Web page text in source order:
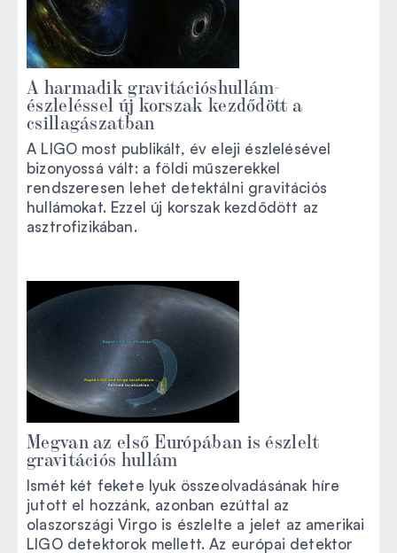
A harmadik gravitációshullám-
észleléssel új korszak kezdődött a
csillagászatban
A LIGO most publikált, év eleji észlelésével
bizonyossá vált: a földi műszerekkel
rendszeresen lehet detektálni gravitációs
hullámokat. Ezzel új korszak kezdődött az
asztrofizikában.
Megvan az első Európában is észlelt
gravitációs hullám
Ismét két fekete lyuk összeolvadásának híre
jutott el hozzánk, azonban ezúttal az
olaszországi Virgo is észlelte a jelet az amerikai
LIGO detektorok mellett. Az európai detektor